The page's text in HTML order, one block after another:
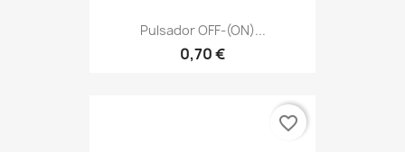
Pulsador OFF-(ON)...
0,70 €
favorite_border